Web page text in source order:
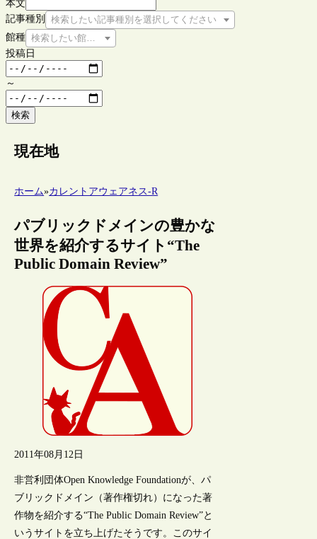
本文
記事種別
検索したい記事種別を選択してください
館種 検索したい館種を選択してください
投稿日
～
検索
現在地
ホーム»カレントアウェアネス-R
パブリックドメインの豊かな
世界を紹介するサイト“The
Public Domain Review”
2011年08月12日
非営利団体Open Knowledge Foundationが、パ
ブリックドメイン（著作権切れ）になった著
作物を紹介する“The Public Domain Review”と
いうサイトを立ち上げたそうです。このサイ